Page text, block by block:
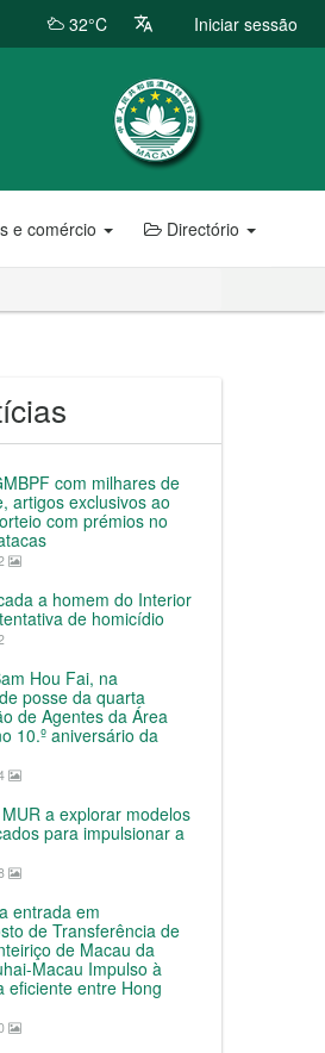
32°C Iniciar sessão
e comércio Directório
com milhares de
artigos exclusivos ao
com prémios no
a homem do Interior
de homicídio
Hou Fai, na
posse da quarta
de Agentes da Área
10.º aniversário da
a explorar modelos
para impulsionar a
entrada em
de Transferência de
de Macau da
Macau Impulso à
eficiente entre Hong